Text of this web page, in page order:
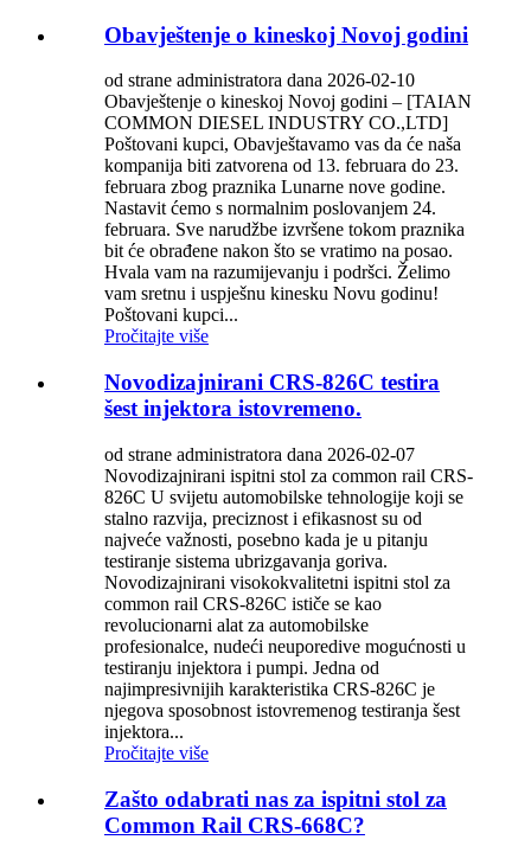
Obavještenje o kineskoj Novoj godini
od strane administratora dana 2026-02-10
Obavještenje o kineskoj Novoj godini – [TAIAN
COMMON DIESEL INDUSTRY CO.,LTD]
Poštovani kupci, Obavještavamo vas da će naša
kompanija biti zatvorena od 13. februara do 23.
februara zbog praznika Lunarne nove godine.
Nastavit ćemo s normalnim poslovanjem 24.
februara. Sve narudžbe izvršene tokom praznika
bit će obrađene nakon što se vratimo na posao.
Hvala vam na razumijevanju i podršci. Želimo
vam sretnu i uspješnu kinesku Novu godinu!
Poštovani kupci...
Pročitajte više
Novodizajnirani CRS-826C testira
šest injektora istovremeno.
od strane administratora dana 2026-02-07
Novodizajnirani ispitni stol za common rail CRS-
826C U svijetu automobilske tehnologije koji se
stalno razvija, preciznost i efikasnost su od
najveće važnosti, posebno kada je u pitanju
testiranje sistema ubrizgavanja goriva.
Novodizajnirani visokokvalitetni ispitni stol za
common rail CRS-826C ističe se kao
revolucionarni alat za automobilske
profesionalce, nudeći neuporedive mogućnosti u
testiranju injektora i pumpi. Jedna od
najimpresivnijih karakteristika CRS-826C je
njegova sposobnost istovremenog testiranja šest
injektora...
Pročitajte više
Zašto odabrati nas za ispitni stol za
Common Rail CRS-668C?